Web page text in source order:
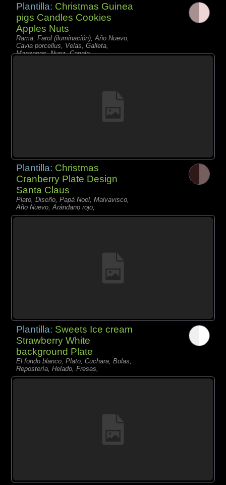
Plantilla: Christmas Guinea
pigs Candles Cookies
Apples Nuts
Rama, Farol (iluminación), Año Nuevo,
Cavia porcellus, Velas, Galleta,
Manzanas, Nuez, Canela,
Plantilla: Christmas
Cranberry Plate Design
Santa Claus
Plato, Diseño, Papá Noel, Malvavisco,
Año Nuevo, Arándano rojo,
Plantilla: Sweets Ice cream
Strawberry White
background Plate
El fondo blanco, Plato, Cuchara, Bolas,
Repostería, Helado, Fresas,